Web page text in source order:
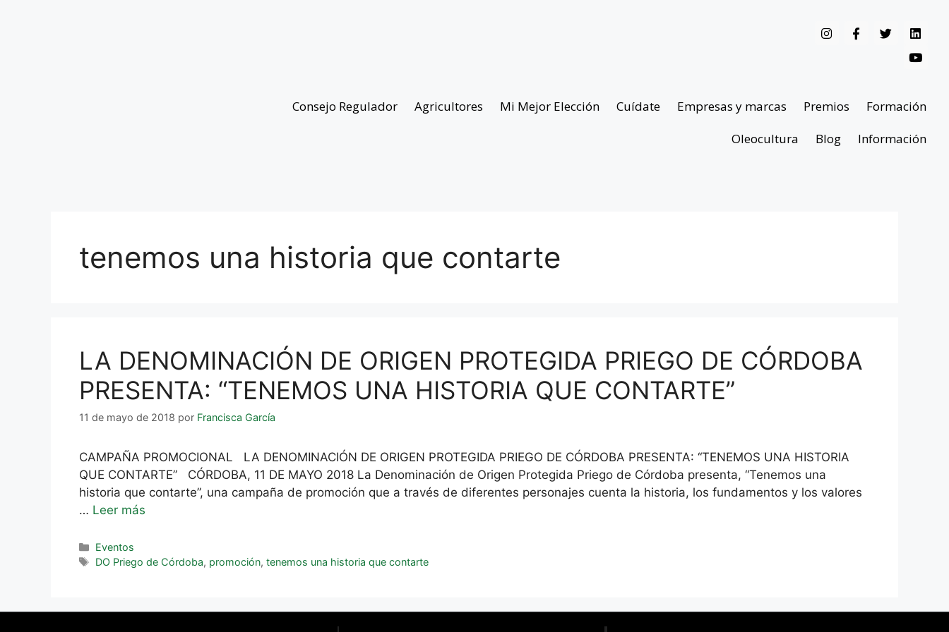
Consejo Regulador Agricultores Mi Mejor Elección Cuídate Empresas y marcas Premios
Formación
Oleocultura
Blog Información
tenemos una historia que contarte
LA DENOMINACIÓN DE ORIGEN PROTEGIDA PRIEGO DE CÓRDOBA
PRESENTA: “TENEMOS UNA HISTORIA QUE CONTARTE”
11 de mayo de 2018 por Francisca García
CAMPAÑA PROMOCIONAL LA DENOMINACIÓN DE ORIGEN PROTEGIDA PRIEGO DE CÓRDOBA PRESENTA: “TENEMOS UNA HISTORIA
QUE CONTARTE” CÓRDOBA, 11 DE MAYO 2018 La Denominación de Origen Protegida Priego de Córdoba presenta, “Tenemos una
historia que contarte”, una campaña de promoción que a través de diferentes personajes cuenta la historia, los fundamentos y los valores
… Leer más
Eventos
DO Priego de Córdoba, promoción,tenemos una historia que contarte